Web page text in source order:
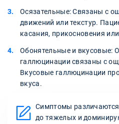
Осязательные: Связаны с
движений или текстур.
касания, прикосновения
Обонятельные и вкусовые:
галлюцинации связаны с
Вкусовые галлюцинации
вкуса.
Симптомы различаются
до тяжелых и